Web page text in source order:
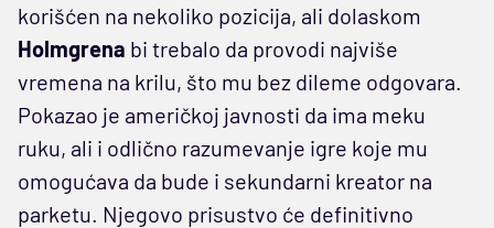
korišćen na nekoliko pozicija, ali dolaskom
Holmgrena bi trebalo da provodi najviše
vremena na krilu, što mu bez dileme odgovara.
Pokazao je američkoj javnosti da ima meku
ruku, ali i odlično razumevanje igre koje mu
omogućava da bude i sekundarni kreator na
parketu. Njegovo prisustvo će definitivno